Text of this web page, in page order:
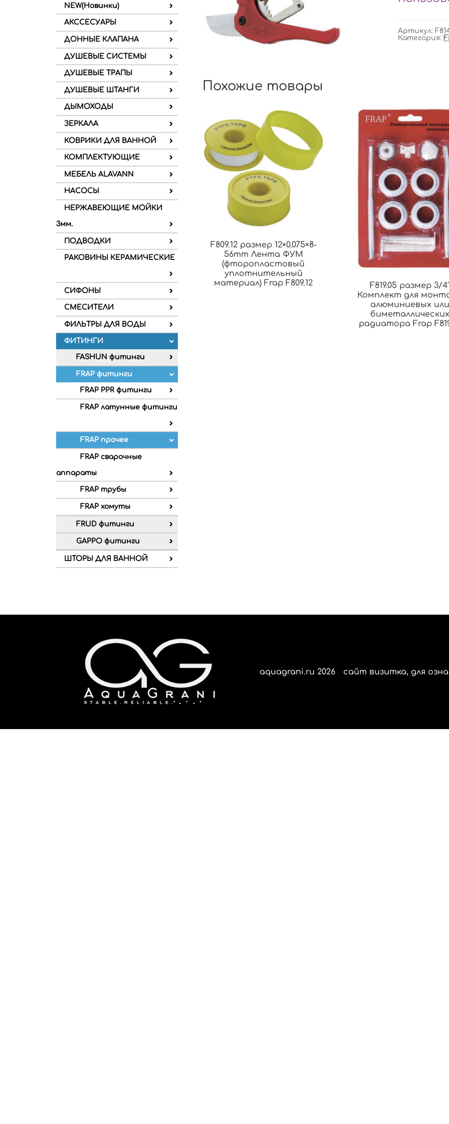
NEW(Новинки)
АКССЕСУАРЫ
ДОННЫЕ КЛАПАНА
ДУШЕВЫЕ СИСТЕМЫ
ДУШЕВЫЕ ТРАПЫ
ДУШЕВЫЕ ШТАНГИ
ДЫМОХОДЫ
ЗЕРКАЛА
КОВРИКИ ДЛЯ ВАННОЙ
КОМПЛЕКТУЮЩИЕ
МЕБЕЛЬ ALAVANN
НАСОСЫ
НЕРЖАВЕЮЩИЕ МОЙКИ
3мм.
ПОДВОДКИ
РАКОВИНЫ КЕРАМИЧЕСКИЕ
СИФОНЫ
СМЕСИТЕЛИ
ФИЛЬТРЫ ДЛЯ ВОДЫ
ФИТИНГИ
FASHUN фитинги
FRAP фитинги
FRAP PPR фитинги
FRAP латунные фитинги
FRAP прочее
FRAP сварочные
аппараты
FRAP трубы
FRAP хомуты
FRUD фитинги
GAPPO фитинги
ШТОРЫ ДЛЯ ВАННОЙ
Артикул:
Категория:
Похожие товары
F809.12 размер 12×0.075×8-
56mm Лента ФУМ
(фторопластовый
уплотнительный
материал) Frap F809.12
F819.05 размер 3/
Комплект для
алюминиевых или
биметаллических
радиатора Frap
aquagrani.ru 2026 сайт визитка, для